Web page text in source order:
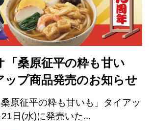
「桑原征平の粋も甘い
ップ商品発売のお知らせ
原征平の粋も甘いも」タイアッ
日(水)に発売いた...